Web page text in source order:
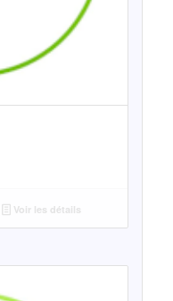
Voir les détails